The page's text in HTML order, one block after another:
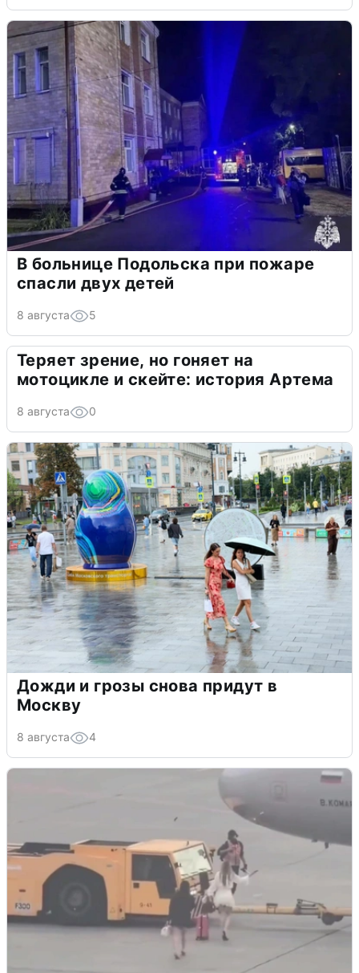
В больнице Подольска при пожаре
спасли двух детей
8 августа 5
Теряет зрение, но гоняет на
мотоцикле и скейте: история Артема
8 августа 0
Дожди и грозы снова придут в
Москву
8 августа 4